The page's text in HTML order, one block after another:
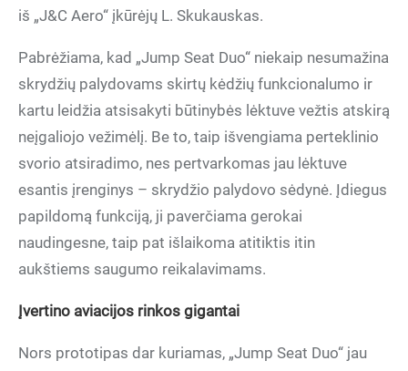
iš „J&C Aero“ įkūrėjų L. Skukauskas.
Pabrėžiama, kad „Jump Seat Duo“ niekaip nesumažina
skrydžių palydovams skirtų kėdžių funkcionalumo ir
kartu leidžia atsisakyti būtinybės lėktuve vežtis atskirą
neįgaliojo vežimėlį. Be to, taip išvengiama perteklinio
svorio atsiradimo, nes pertvarkomas jau lėktuve
esantis įrenginys – skrydžio palydovo sėdynė. Įdiegus
papildomą funkciją, ji paverčiama gerokai
naudingesne, taip pat išlaikoma atitiktis itin
aukštiems saugumo reikalavimams.
Įvertino aviacijos rinkos gigantai
Nors prototipas dar kuriamas, „Jump Seat Duo“ jau